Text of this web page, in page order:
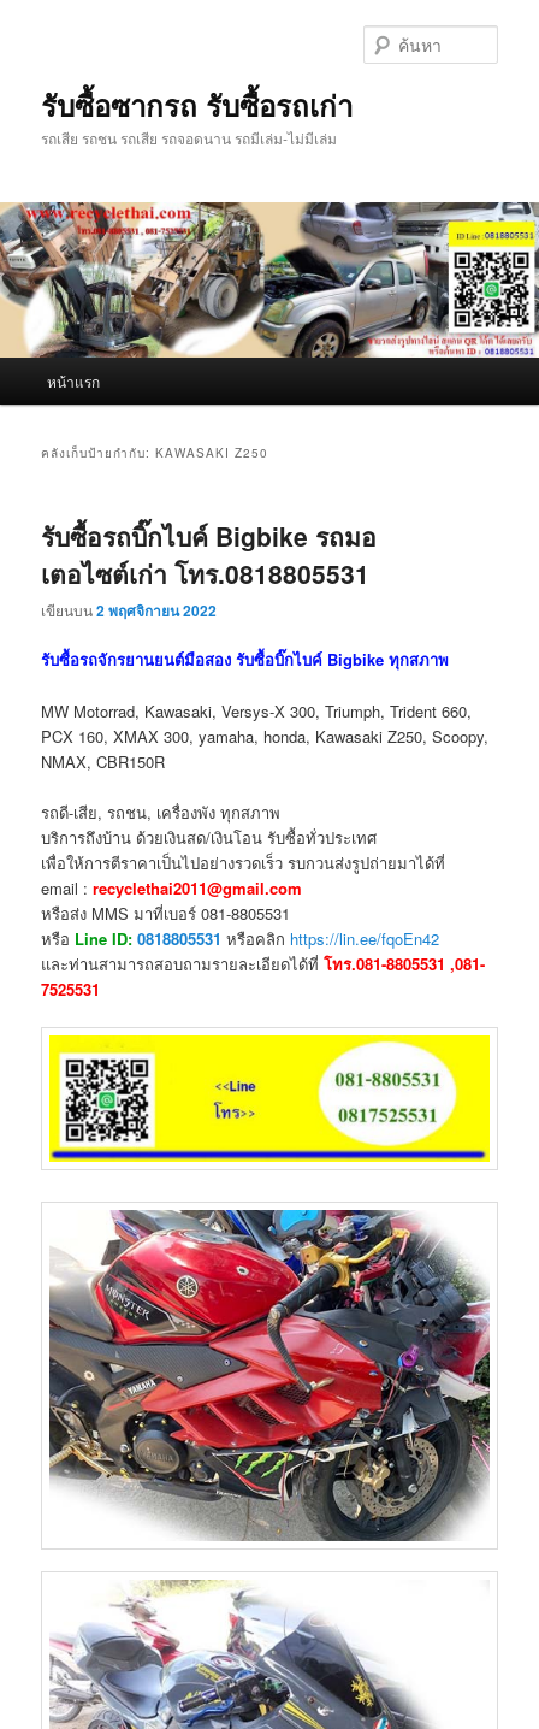
รับซื้อซากรถ รับซื้อรถเก่า
รถเสีย รถชน รถเสีย รถจอดนาน รถมีเล่ม-ไม่มีเล่ม
หน้าแรก
คลังเก็บป้ายกำกับ:KAWASAKI Z250
รับซื้อรถบิ๊กไบค์ Bigbike รถมอ
เตอไซต์เก่า โทร.0818805531
เขียนบน2 พฤศจิกายน 2022
รับซื้อรถจักรยานยนต์มือสอง รับซื้อบิ๊กไบค์ Bigbike ทุกสภาพ
MW Motorrad, Kawasaki, Versys-X 300, Triumph, Trident 660,
PCX 160, XMAX 300, yamaha, honda, Kawasaki Z250, Scoopy,
NMAX, CBR150R
รถดี-เสีย, รถชน, เครื่องพัง ทุกสภาพ
บริการถึงบ้าน ด้วยเงินสด/เงินโอน รับซื้อทั่วประเทศ
เพื่อให้การตีราคาเป็นไปอย่างรวดเร็ว รบกวนส่งรูปถ่ายมาได้ที่
email : recyclethai2011@gmail.com
หรือส่ง MMS มาที่เบอร์ 081-8805531
หรือ Line ID:0818805531 หรือคลิก https://lin.ee/fqoEn42
และท่านสามารถสอบถามรายละเอียดได้ที่โทร.081-8805531 ,081-
7525531